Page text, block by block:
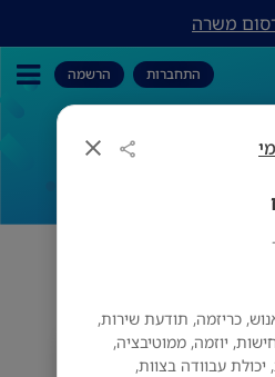
כריזמה, תודעת שירות,
יוזמה, ממוטיבציה,
יכולת עבוודה בצוות,
משרה
התחברות הרשמה
מתווכים